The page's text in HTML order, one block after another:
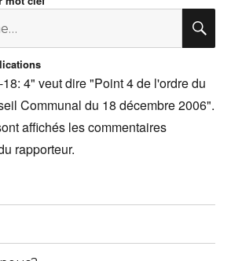
4" veut dire "Point 4 de l'ordre du
Communal du 18 décembre 2006".
affichés les commentaires
rapporteur.